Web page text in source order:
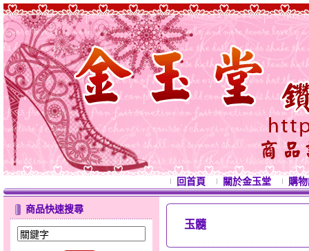
回首頁 關於金玉堂 購
商品快速搜尋
玉髓